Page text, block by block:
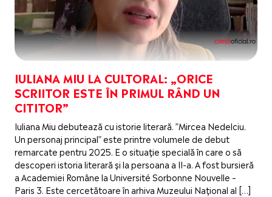
IULIANA MIU LA CULTORAL: „ORICE
SCRIITOR ESTE ÎN PRIMUL RÂND UN
CITITOR”
Iuliana Miu debutează cu istorie literară. ”Mircea Nedelciu.
Un personaj principal” este printre volumele de debut
remarcate pentru 2025. E o situație specială în care o să
descoperi istoria literară și la persoana a II-a. A fost bursieră
a Academiei Române la Université Sorbonne Nouvelle –
Paris 3. Este cercetătoare în arhiva Muzeului Național al […]